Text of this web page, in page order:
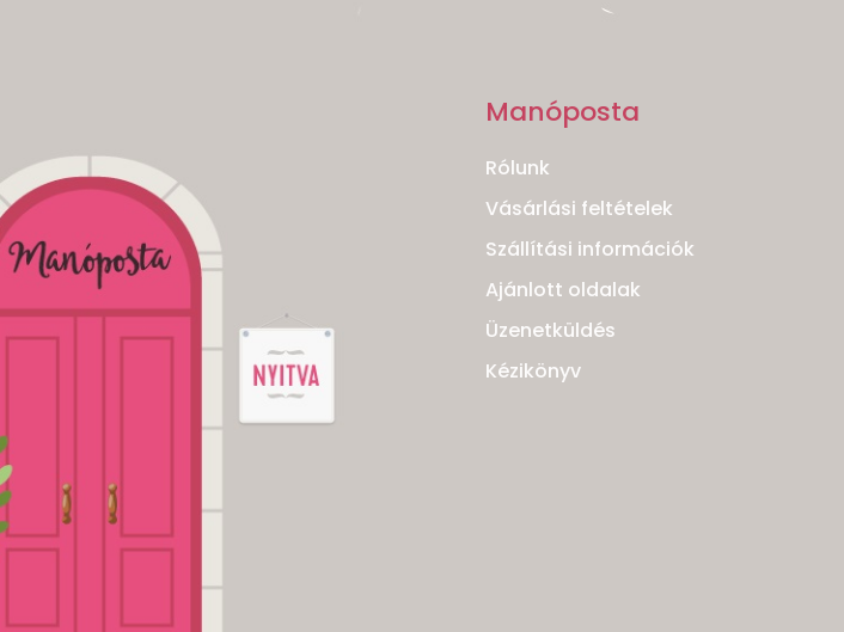
Manóposta
Rólunk
Vásárlási feltételek
Szállítási információk
Ajánlott oldalak
Üzenetküldés
Kézikönyv